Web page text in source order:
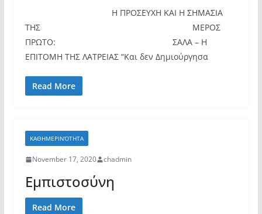
Η ΠΡΟΣΕΥΧΗ ΚΑΙ Η ΣΗΜΑΣΙΑ
THΣ ΜΕΡΟΣ
ΠΡΩΤΟ: ΣΑΛΑ – Η
ΕΠΙΤΟΜΗ ΤΗΣ ΛΑΤΡΕΙΑΣ “Και δεν Δημιούργησα
Read More
ΚΑΘΗΜΕΡΙΝΌΤΗΤΑ
November 17, 2020 chadmin
Εμπιστοσύνη
Read More